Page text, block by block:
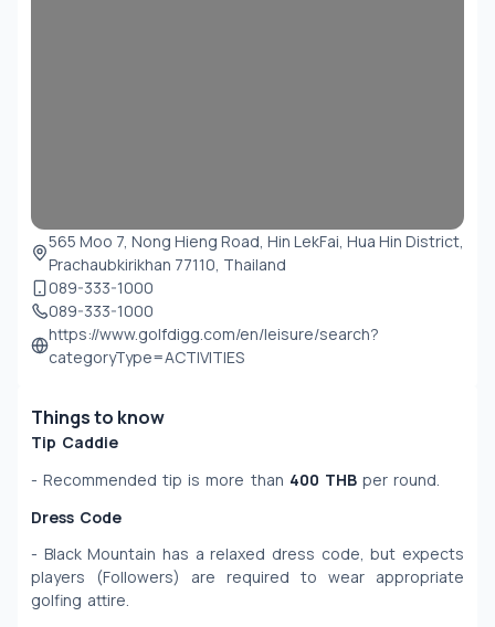
565 Moo 7, Nong Hieng Road, Hin LekFai, Hua Hin District,
Prachaubkirikhan 77110, Thailand
089-333-1000
089-333-1000
https://www.golfdigg.com/en/leisure/search?
categoryType=ACTIVITIES
Things to know
Tip Caddie
- Recommended tip is more than 400 THB per round.
Dress Code
- Black Mountain has a relaxed dress code, but expects
players (Followers) are required to wear appropriate
golfing attire.